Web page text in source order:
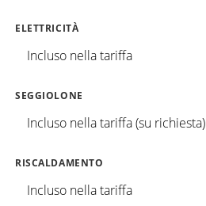
ELETTRICITÀ
Incluso nella tariffa
SEGGIOLONE
Incluso nella tariffa (su richiesta)
RISCALDAMENTO
Incluso nella tariffa